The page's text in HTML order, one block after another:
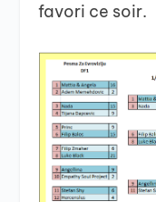
favori ce soir.